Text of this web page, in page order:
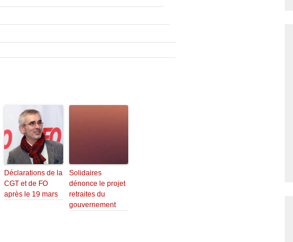
Déclarations de la
CGT et de FO
après le 19 mars
Solidaires
dénonce le projet
retraites du
gouvernement